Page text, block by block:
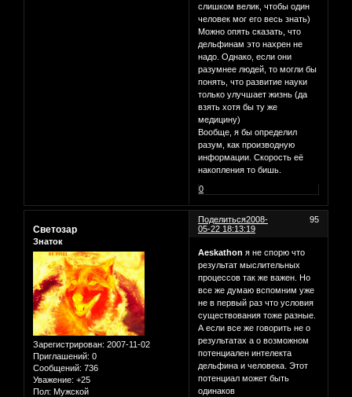
слишком велик, чтобы один
человек мог его весь знать)
Можно опять сказать, что
дельфинам это нахрен не
надо. Однако, если они
разумнее людей, то могли бы
понять, что развитие науки
только улучшает жизнь (да
взять хотя бы ту же
медицину)
Вообще, я бы определил
разум, как производную
информации. Скорость её
накопления то бишь.
0
Поделиться 95
2008-
05-22 18:13:19
Светозар
Знаток
Зарегистрирован: 2007-11-02
Приглашений: 0
Сообщений: 736
Уважение: +25
Пол: Мужской
Aeskathon я не спорю что
результат мыслительных
процессов так же важен. Но
все же думаю вспомним уже
не в первый раз что условия
существования тоже разные.
А если все же говорить не о
результатах а о возможном
потенциален интелекта
дельфина и человека. Этот
потенциал может быть
одинаков